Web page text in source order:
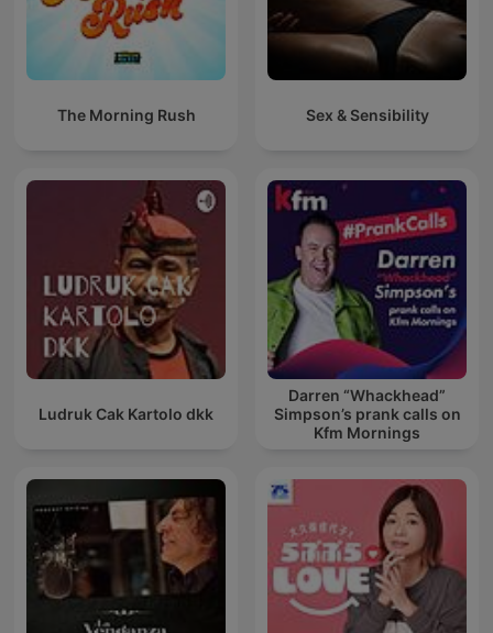
The Morning Rush Sex & Sensibility
Ludruk Cak Kartolo dkk
Darren “Whackhead”
Simpson’s prank calls on
Kfm Mornings